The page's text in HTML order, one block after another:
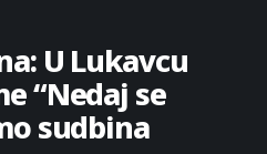
U Lukavcu
“Nedaj se
sudbina